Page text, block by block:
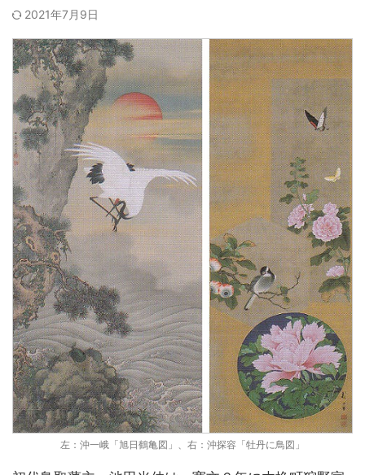
2021年7月9日
左：沖一峨「旭日鶴亀図」、右：沖探容「牡丹に鳥図」